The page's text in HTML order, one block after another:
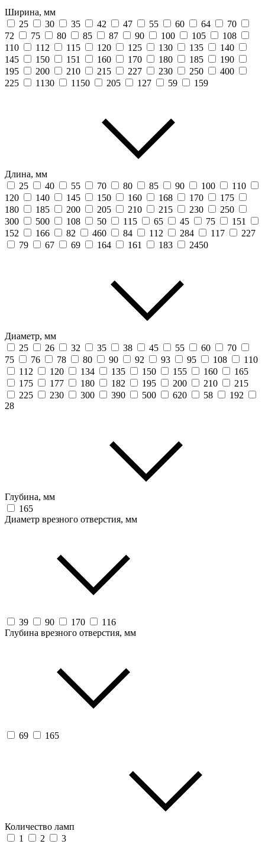
Ширина, мм
25
30 35 42 47 55 60 64
70
72
75 80 85 87 90 100 105
108
110
112 115 120 125 130 135
140
145
150 151 160 170 180 185
190
195
200 210 215 227 230 250
400
225
1130 1150 205 127 59 159
Длина, мм
25
40 55 70 80 85 90 100
110
120
140 145 150 160 168 170
175
180
185 200 205 210 215 230
250
300
500 108 50 115 65 45 75
151
152
166 82 460 84 112 284 117
227
79
67 69 164 161 183 2450
Диаметр, мм
25
26 32 35 38 45 55 60
70
75
76 78 80 90 92 93 95 108
110
112
120 134 135 150 155 160
165
175
177 180 182 195 200 210
215
225
230 300 390 500 620 58
192
28
Глубина, мм
165
Диаметр врезного отверстия, мм
39 90 170
116
Глубина врезного отверстия, мм
69 165
Количество ламп
1
2 3